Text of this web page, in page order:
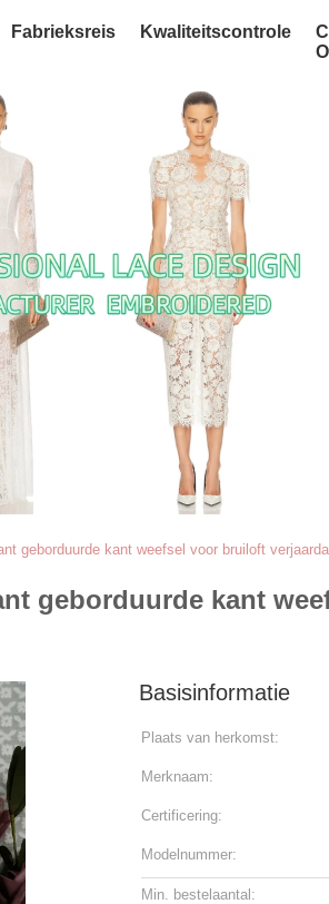
Fabrieksreis Kwaliteitscontrole
geborduurde kant weefsel voor bruiloft
geborduurde kant
Basisinformatie
Plaats van herkomst:
Merknaam:
Certificering:
Modelnummer:
Min. bestelaantal: